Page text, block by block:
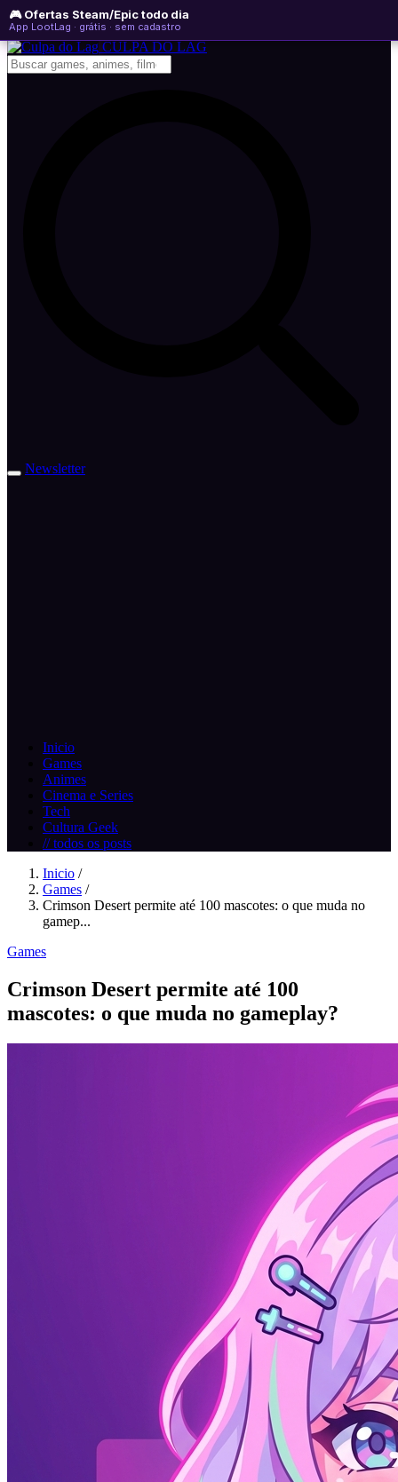
🎮 Ofertas Steam/Epic todo dia
App LootLag · grátis · sem cadastro
domingo, 09 de agosto de 2026 WhatsApp
Newsletter
CULPA DO LAG
Newsletter
Inicio
Games
Animes
Cinema e Series
Tech
Cultura Geek
// todos os posts
Inicio /
Games /
Crimson Desert permite até 100 mascotes: o que muda no
gamep...
Games
Crimson Desert permite até 100
mascotes: o que muda no gameplay?